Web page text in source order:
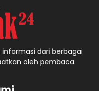
dari berbagai
oleh pembaca.